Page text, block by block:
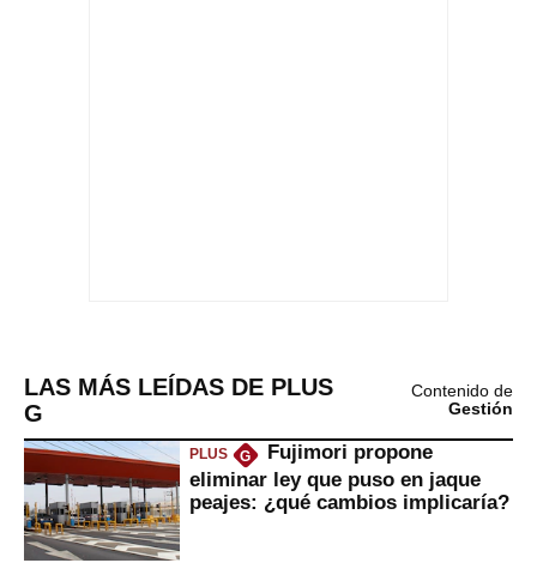
LAS MÁS LEÍDAS DE PLUS
G
Contenido de
Gestión
PLUS G
Fujimori propone
eliminar ley que puso en jaque
peajes: ¿qué cambios implicaría?